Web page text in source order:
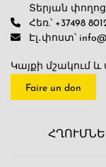
Տերյան
Հեռ.՝ +37498
Էլ․փոստ՝
Կայքի մշակում
Faire un don